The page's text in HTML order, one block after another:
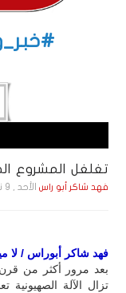
تغلغل المشروع
فهد شاكر أبو راس الأحد , 9 نـوفـمـبـر , 2025 الساعة 12:06:16 AM
فهد شاكر أبوراس / لا
بعد مرور أكثر من
تزال الآلة الصهيونية